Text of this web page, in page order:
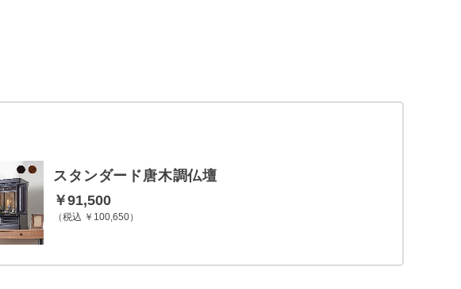
スタンダード唐木調仏壇
￥91,500
税込 ￥100,650